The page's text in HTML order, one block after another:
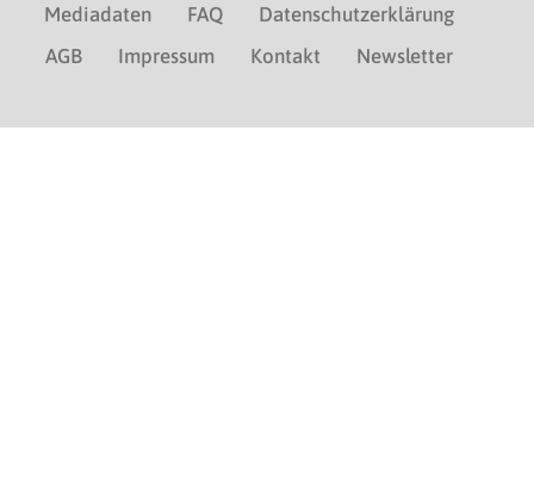
Mediadaten FAQ
Datenschutzerklärung
AGB
Impressum Kontakt Newsletter